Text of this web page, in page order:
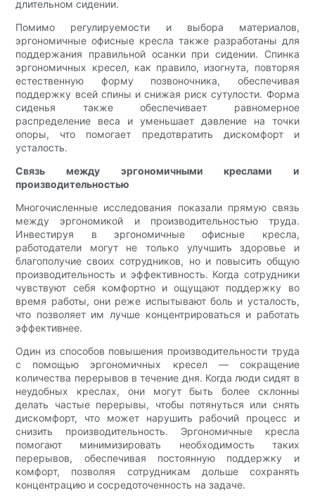
длительном сидении.
Помимо регулируемости и выбора материалов,
эргономичные офисные кресла также разработаны для
поддержания правильной осанки при сидении. Спинка
эргономичных кресел, как правило, изогнута, повторяя
естественную форму позвоночника, обеспечивая
поддержку всей спины и снижая риск сутулости. Форма
сиденья также обеспечивает равномерное
распределение веса и уменьшает давление на точки
опоры, что помогает предотвратить дискомфорт и
усталость.
Связь между эргономичными креслами и
производительностью
Многочисленные исследования показали прямую связь
между эргономикой и производительностью труда.
Инвестируя в эргономичные офисные кресла,
работодатели могут не только улучшить здоровье и
благополучие своих сотрудников, но и повысить общую
производительность и эффективность. Когда сотрудники
чувствуют себя комфортно и ощущают поддержку во
время работы, они реже испытывают боль и усталость,
что позволяет им лучше концентрироваться и работать
эффективнее.
Один из способов повышения производительности труда
с помощью эргономичных кресел — сокращение
количества перерывов в течение дня. Когда люди сидят в
неудобных креслах, они могут быть более склонны
делать частые перерывы, чтобы потянуться или снять
дискомфорт, что может нарушить рабочий процесс и
снизить производительность. Эргономичные кресла
помогают минимизировать необходимость таких
перерывов, обеспечивая постоянную поддержку и
комфорт, позволяя сотрудникам дольше сохранять
концентрацию и сосредоточенность на задаче.